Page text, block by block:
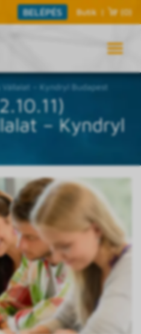
BELÉPÉS Butik | (0)
– Kyndryl Budapest
– Kyndryl